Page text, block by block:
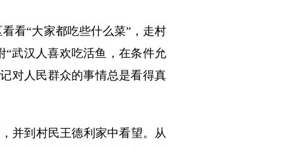
看“大家都吃些什么菜”，走村
“武汉人喜欢吃活鱼，在条件允
对人民群众的事情总是看得真
并到村民王德利家中看望。从